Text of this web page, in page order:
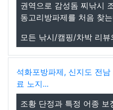
권역으로 감성돔 찌낚시
동고리방파제를 처음 찾
모든 낚시/캠핑/차박 리
석화포방파제, 신지도 전남
료 노지...
조황 단정과 특정 어종